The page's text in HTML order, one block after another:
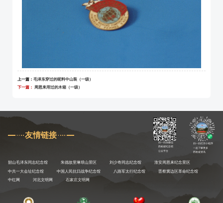
上一篇：毛泽东穿过的呢料中山装（一级）
下一篇：周恩来用过的木箱（一级）